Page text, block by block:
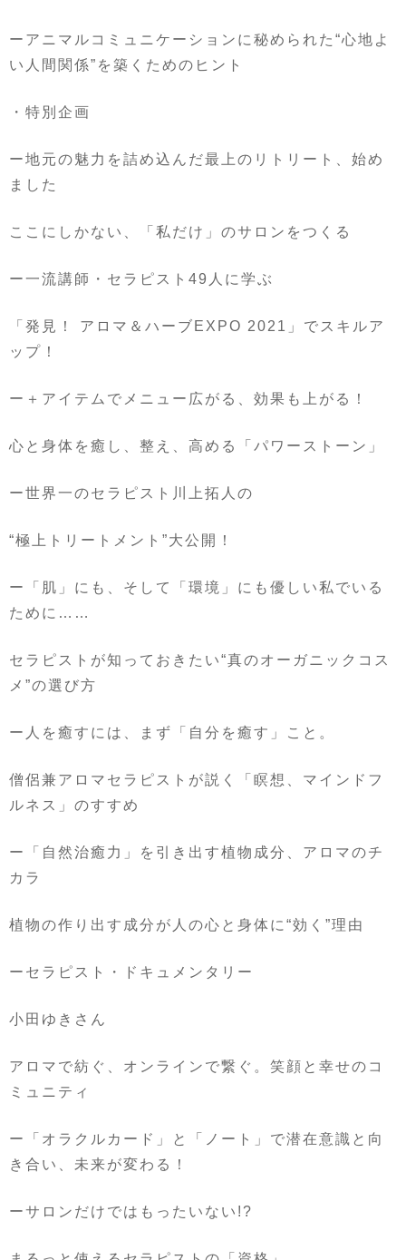
ーアニマルコミュニケーションに秘められた “心地よ
い人間関係” を築くためのヒント
・特別企画
ー地元の魅力を詰め込んだ最上のリトリート、始め
ました
ここにしかない、「私だけ」のサロンをつくる
ー一流講師・セラピスト 49 人に学ぶ
「発見！ アロマ＆ハーブ EXPO 2021 」でスキルア
ップ！
ー＋アイテムでメニュー広がる、効果も上がる！
心と身体を癒し、整え、高める「パワーストーン」
ー世界一のセラピスト川上拓人の
“極上トリートメント ”大公開！
ー「肌」にも、そして「環境」にも優しい私でいる
ために ……
セラピストが知っておきたい“真のオーガニックコス
メ ”の選び方
ー人を癒すには、まず「自分を癒す」こと。
僧侶兼アロマセラピストが説く「瞑想、マインドフ
ルネス」のすすめ
ー「自然治癒力」を引き出す植物成分、アロマのチ
カラ
植物の作り出す成分が人の心と身体に “効く ”理由
ーセラピスト・ドキュメンタリー
小田ゆきさん
アロマで紡ぐ、オンラインで繋ぐ。笑顔と幸せのコ
ミュニティ
ー「オラクルカード」と「ノート」で潜在意識と向
き合い、未来が変わる！
ーサロンだけではもったいない !?